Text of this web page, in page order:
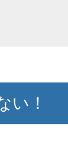
い！